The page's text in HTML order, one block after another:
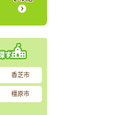
香芝市
橿原市